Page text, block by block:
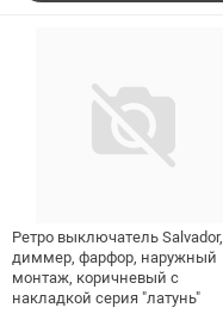
Ретро выключатель Salvador,
диммер, фарфор, наружный
монтаж, коричневый c
накладкой серия "латунь"